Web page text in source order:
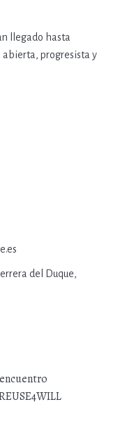
llegado hasta
abierta, progresista y
del Duque,